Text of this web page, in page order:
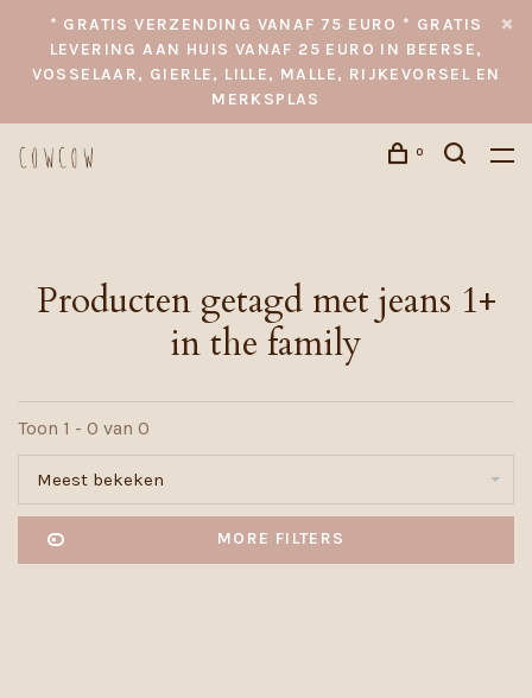
* GRATIS VERZENDING VANAF 75 EURO * GRATIS
LEVERING AAN HUIS VANAF 25 EURO IN BEERSE,
VOSSELAAR, GIERLE, LILLE, MALLE, RIJKEVORSEL EN
MERKSPLAS
0
Producten getagd met jeans 1+
in the family
Toon 1 - 0 van 0
Meest bekeken
MORE FILTERS